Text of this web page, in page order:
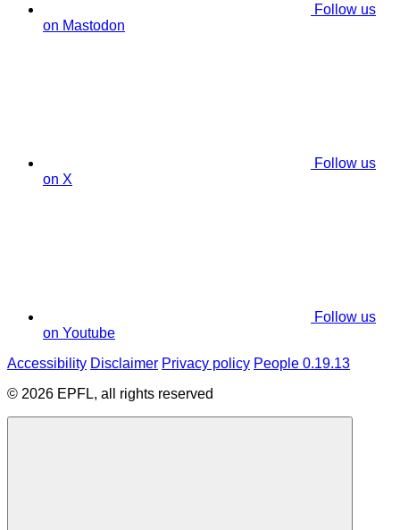
Follow us
on Mastodon
Follow us
on X
Follow us
on Youtube
Accessibility Disclaimer Privacy policy People 0.19.13
© 2026 EPFL, all rights reserved